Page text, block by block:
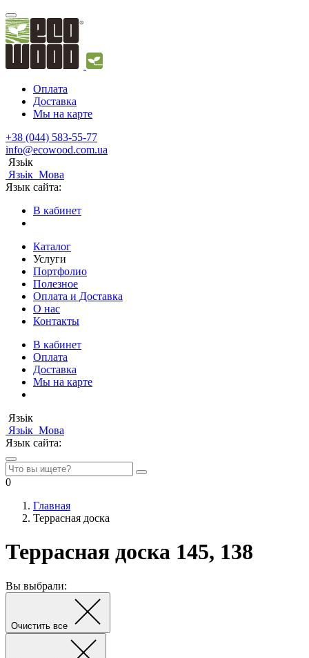
Оплата
Доставка
Мы на карте
+38 (044) 583-55-77
info@ecowood.com.ua
Язьік
Язьік Мова
Язык сайта:
В кабинет
Каталог
Услуги
Портфолио
Полезное
Оплата и Доставка
О нас
Контакты
В кабинет
Оплата
Доставка
Мы на карте
Язьік
Язьік Мова
Язык сайта:
0
Главная
Террасная доска
Террасная доска 145, 138
Вы выбрали:
Очистить все